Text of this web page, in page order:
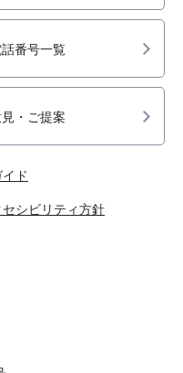
番号一覧
・ご提案
ド
シビリティ方針